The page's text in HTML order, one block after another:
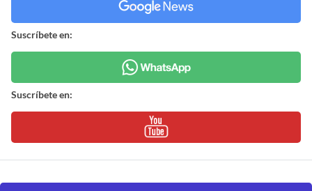
Suscríbete en:
Suscríbete en: